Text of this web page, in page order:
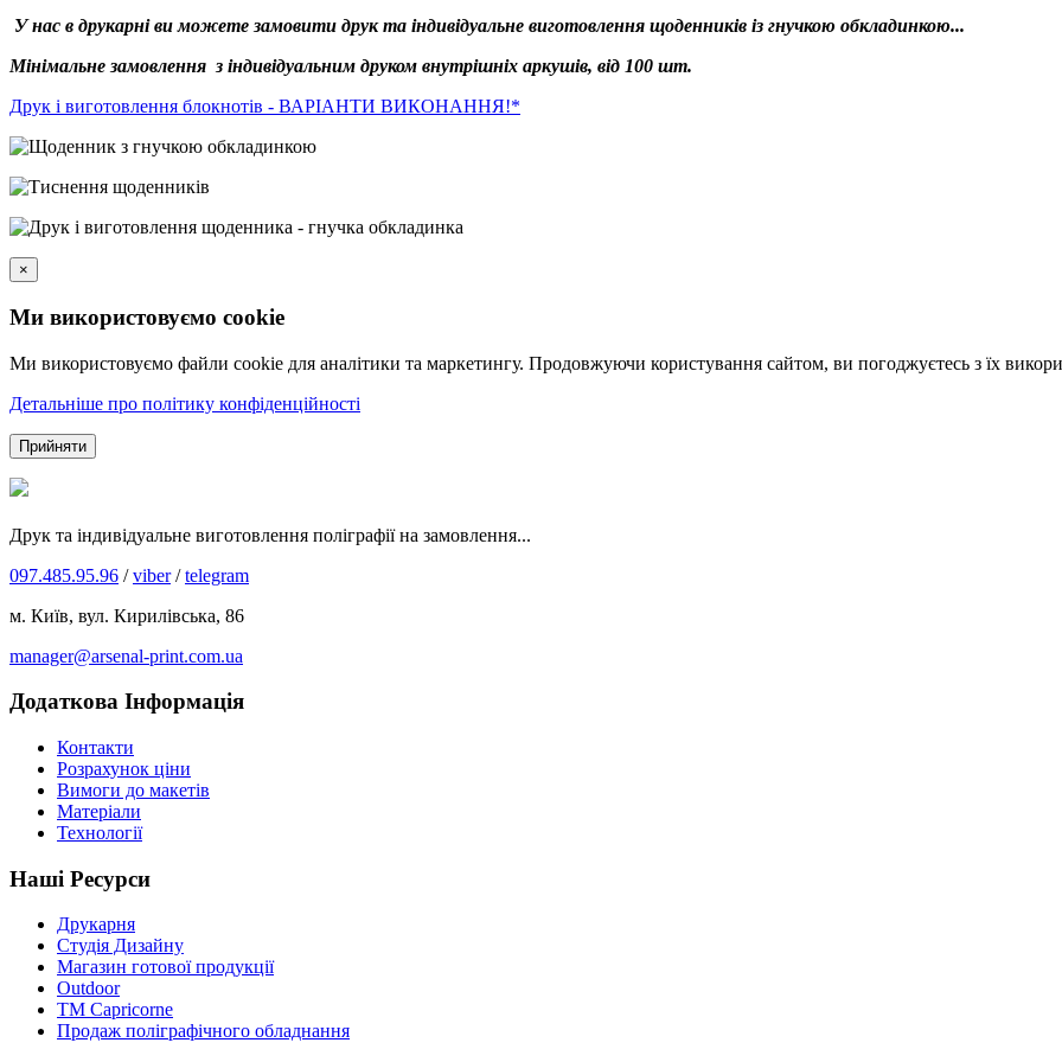
У нас в друкарні ви можете замовити друк та індивідуальне виготовлення щоденників із гнучкою обкладинкою...
Мінімальне замовлення з індивідуальним друком внутрішніх аркушів, від 100 шт.
Друк і виготовлення блокнотів - ВАРІАНТИ ВИКОНАННЯ!*
×
Ми використовуємо cookie
Ми використовуємо файли cookie для аналітики та маркетингу. Продовжуючи користування сайтом, ви погоджуєтесь з їх
Детальніше про політику конфіденційності
Прийняти
Друк та індивідуальне виготовлення поліграфії на замовлення...
097.485.95.96 /viber/telegram
м. Київ, вул. Кирилівська, 86
manager@arsenal-print.com.ua
Додаткова Інформація
Контакти
Розрахунок ціни
Вимоги до макетів
Матеріали
Технології
Наші Ресурси
Друкарня
Студія Дизайну
Магазин готової продукції
Outdoor
TM Capricorne
Продаж поліграфічного обладнання